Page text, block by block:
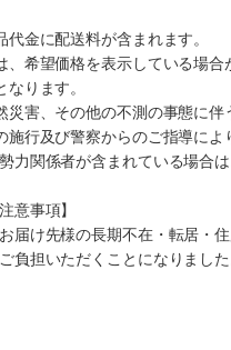
金に配送料が含まれます。
希望価格を表示している場合
ります。
災害、その他の不測の事態に
施行及び警察からのご指導に
力関係者が含まれている場合
意事項】
届け先様の長期不在・転居・
負担いただくことになりまし